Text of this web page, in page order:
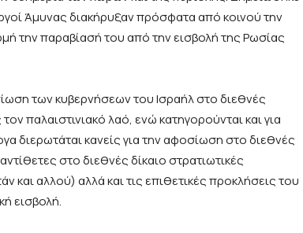
Άμυνας διακήρυξαν πρόσφατα από κοινού την
την παραβίασή του από την εισβολή της Ρωσίας
των κυβερνήσεων του Ισραήλ στο διεθνές
παλαιστινιακό λαό, ενώ κατηγορούνται και για
διερωτάται κανείς για την αφοσίωση στο διεθνές
στο διεθνές δίκαιο στρατιωτικές
και αλλού) αλλά και τις επιθετικές προκλήσεις του
εισβολή.